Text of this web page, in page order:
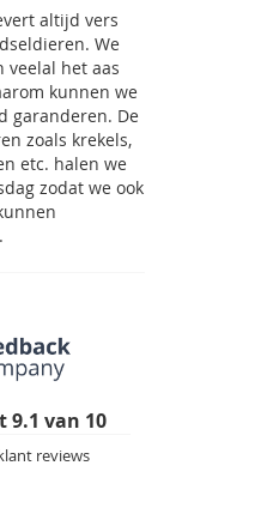
altijd vers
We
veelal het aas
kunnen we
garanderen. De
zoals krekels,
etc. halen we
zodat we ook
9.1 van 10
reviews